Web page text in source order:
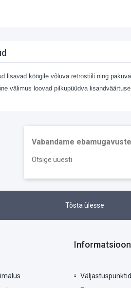
lisavad köögile võluva retrostiili ning
välimus loovad pilkupüüdva
Vabandame
Otsige uuesti
Tõsta ülesse
Informatsioon
Väljastuspunktid